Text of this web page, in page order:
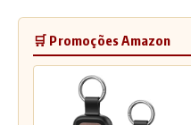
🛒 Promoções Amazon